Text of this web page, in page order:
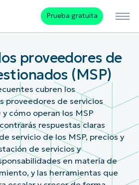
Prueba gratuita
proveedores de
(MSP)
cubren los
proveedores de servicios
cómo operan los MSP
respuestas claras
servicio de los MSP, precios y
de servicios y
en materia de
y las herramientas que